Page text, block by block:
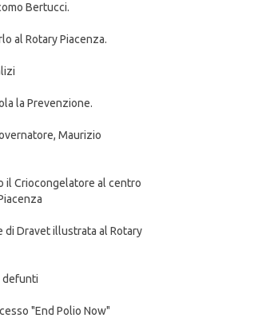
Bertucci.
al Rotary Piacenza.
la Prevenzione.
Maurizio
il Criocongelatore al centro
di Dravet illustrata al Rotary
defunti
"End Polio Now"